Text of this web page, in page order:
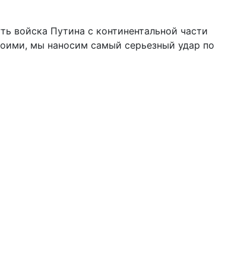
войска Путина с континентальной части
мы наносим самый серьезный удар по